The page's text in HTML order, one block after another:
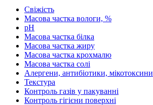
Свіжість
Масова частка вологи, %
рН
Масова частка білка
Масова частка жиру
Масова частка крохмалю
Масова частка солі
Алергени, антибіотики, мікотоксини
Текстура
Контроль газів у пакуванні
Контроль гігієни поверхні